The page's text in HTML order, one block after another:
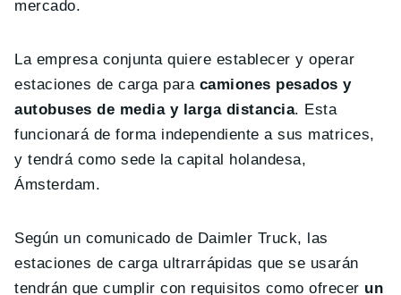
mercado.
La empresa conjunta quiere establecer y operar
estaciones de carga para camiones pesados ​​y
autobuses de media y larga distancia. Esta
funcionará de forma independiente a sus matrices,
y tendrá como sede la capital holandesa,
Ámsterdam.
Según un comunicado de Daimler Truck, las
estaciones de carga ultrarrápidas que se usarán
tendrán que cumplir con requisitos como ofrecer un